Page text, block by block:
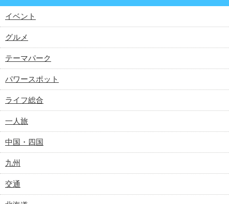
イベント
グルメ
テーマパーク
パワースポット
ライフ総合
一人旅
中国・四国
九州
交通